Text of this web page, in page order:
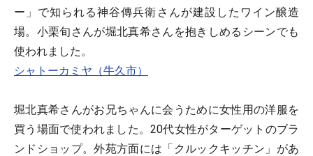
ー」で知られる神谷傳兵衛さんが建設したワイン醸造
場。小栗旬さんが堀北真希さんを抱きしめるシーンでも
使われました。
シャトーカミヤ（牛久市）
堀北真希さんがお兄ちゃんに会うために女性用の洋服を
買う場面で使われました。20代女性がターゲットのブラ
ンドショップ。外苑方面には「クルックキッチン」があ